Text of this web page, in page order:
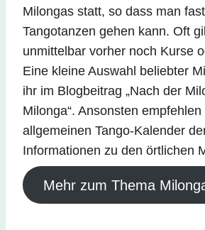
Milongas statt, so dass man
Tangotanzen gehen kann. Oft
unmittelbar vorher noch Kurse
Eine kleine Auswahl beliebter
ihr im Blogbeitrag „Nach der
Milonga“. Ansonsten
allgemeinen Tango-Kalender
Informationen zu den örtlichen
Mehr zum Thema